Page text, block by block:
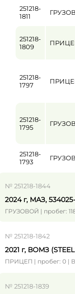
251218-
1811
251218-
1809
251218-
1797
251218-
1795
251218-
1793
№ 251218-1844
2024 г, МАЗ,
ГРУЗОВОЙ | пробег:
№ 251218-1842
2021 г, ВОМЗ
ПРИЦЕП | пробег: 0
№ 251218-1839